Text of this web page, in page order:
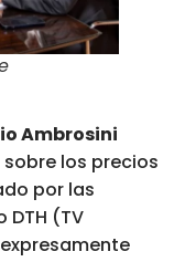
Ambrosini
los precios
por las
DTH (TV